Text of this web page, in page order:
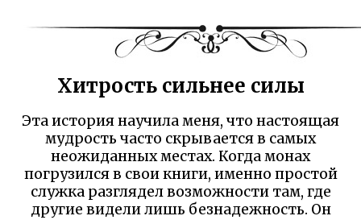
Хитрость сильнее силы
Эта история научила меня, что настоящая
мудрость часто скрывается в самых
неожиданных местах. Когда монах
погрузился в свои книги, именно простой
служка разглядел возможности там, где
другие видели лишь безнадежность. Он